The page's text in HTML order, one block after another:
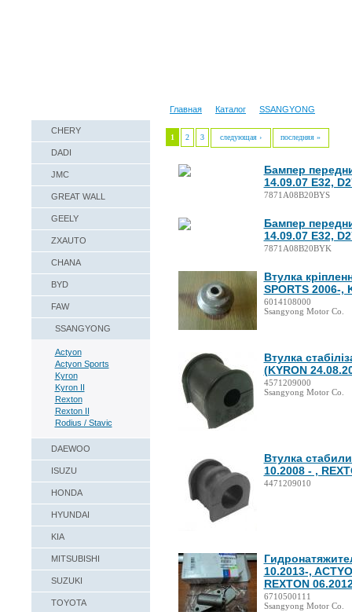
Главная Каталог SSANGYONG
CHERY
DADI
JMC
GREAT WALL
GEELY
ZXAUTO
CHANA
BYD
FAW
SSANGYONG
Actyon
Actyon Sports
Kyron
Kyron II
Rexton
Rexton II
Rodius / Stavic
DAEWOO
ISUZU
HONDA
HYUNDAI
KIA
MITSUBISHI
SUZUKI
TOYOTA
1 2 3 следующая › последняя »
Бампер
14.09.07 Е32,
7871A08B20BYS
Бампер
14.09.07 Е32,
7871A08B20BYK
Втулка
SPORTS 2006-,
6014108000
Ssangyong Motor Co.
Втулка
(KYRON
4571209000
Ssangyong Motor Co.
Втулка
10.2008 - ,
4471209010
10.2013-,
REXTON
6710500111
Ssangyong Motor Co.